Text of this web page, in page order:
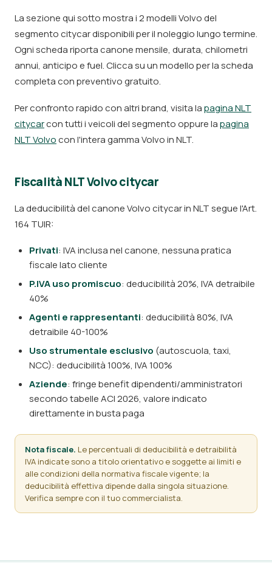
La sezione qui sotto mostra i 2 modelli Volvo del
segmento citycar disponibili per il noleggio lungo termine.
Ogni scheda riporta canone mensile, durata, chilometri
annui, anticipo e fuel. Clicca su un modello per la scheda
completa con preventivo gratuito.
Per confronto rapido con altri brand, visita lapagina NLT
citycarcon tutti i veicoli del segmento oppure lapagina
NLT Volvocon l'intera gamma Volvo in NLT.
Fiscalità NLT Volvo citycar
La deducibilità del canone Volvo citycar in NLT segue l'Art.
164 TUIR:
Privati: IVA inclusa nel canone, nessuna pratica
fiscale lato cliente
P.IVA uso promiscuo: deducibilità 20%, IVA detraibile
40%
Agenti e rappresentanti: deducibilità 80%, IVA
detraibile 40-100%
Uso strumentale esclusivo (autoscuola, taxi,
NCC): deducibilità 100%, IVA 100%
Aziende: fringe benefit dipendenti/amministratori
secondo tabelle ACI 2026, valore indicato
direttamente in busta paga
Nota fiscale. Le percentuali di deducibilità e detraibilità
IVA indicate sono a titolo orientativo e soggette ai limiti e
alle condizioni della normativa fiscale vigente; la
deducibilità effettiva dipende dalla singola situazione.
Verifica sempre con il tuo commercialista.